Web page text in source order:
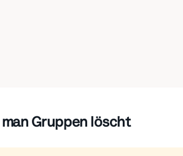
man Gruppen löscht